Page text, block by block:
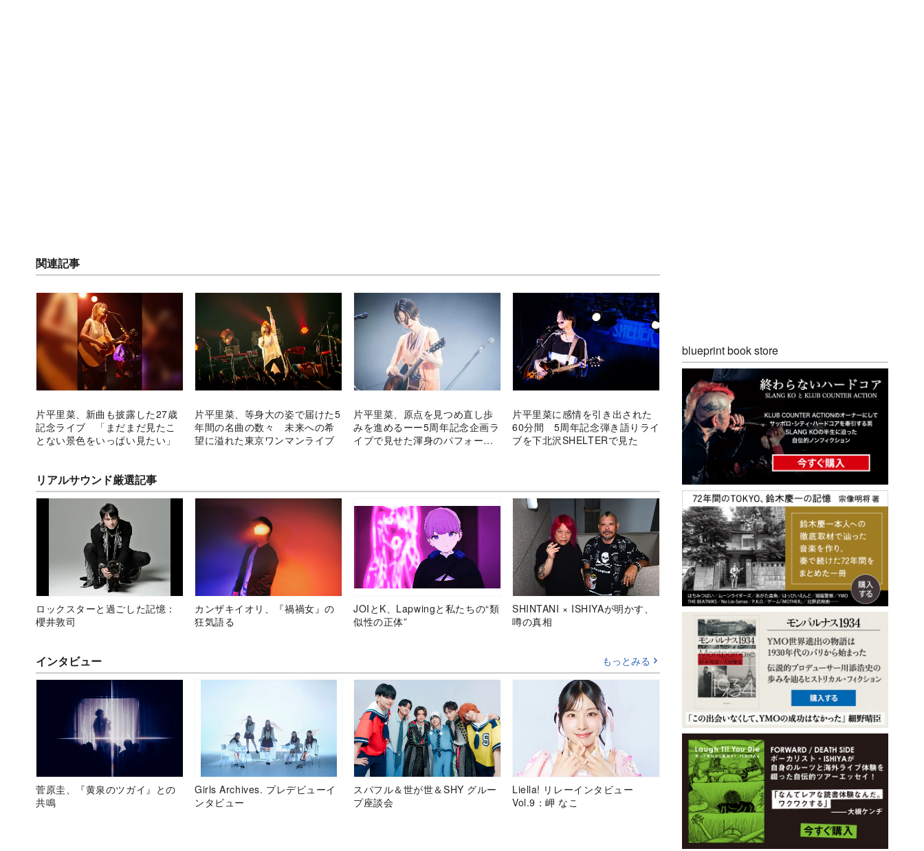
関連記事
片平里菜、新曲も披露した27歳
記念ライブ 「まだまだ見たこ
とない景色をいっぱい見たい」
片平里菜、等身大の姿で届けた5
年間の名曲の数々 未来への希
望に溢れた東京ワンマンライブ
片平里菜、原点を見つめ直し歩
みを進めるーー5周年記念企画ラ
イブで見せた渾身のパフォーマ
片平里菜に感情を引き出された
60分間 5周年記念弾き語りライ
ブを下北沢SHELTERで見た
リアルサウンド厳選記事
ロックスターと過ごした記憶：
櫻井敦司
カンザキイオリ、『禍禍女』の
狂気語る
JOIとK、Lapwingと私たちの“類
似性の正体”
SHINTANI × ISHIYAが明かす、
噂の真相
インタビュー もっとみる
菅原圭、『黄泉のツガイ』との
共鳴
Girls Archives. プレデビューイ
ンタビュー
スパフル＆世が世＆SHY グルー
プ座談会
Liella! リレーインタビュー
Vol.9：岬 なこ
blueprint book store